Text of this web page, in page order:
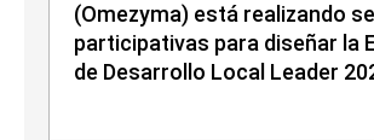
(Omezyma) está realizando
participativas para diseñar la
de Desarrollo Local Leader